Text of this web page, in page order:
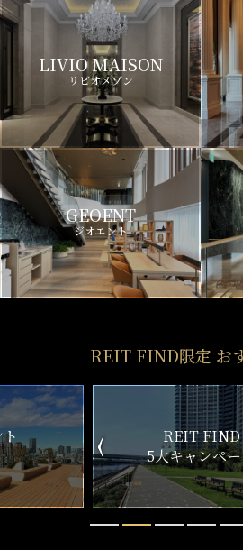
LIVIO MAISON
リビオメゾン
GEOENT
ジオエント
REIT FIND限定 お
ン
リアルタイム
更新一覧チェ